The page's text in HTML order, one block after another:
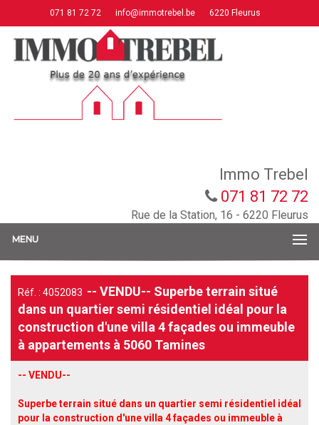
071 81 72 72 info@immotrebel.be 6220 Fleurus
Immo Trebel
071 81 72 72
Rue de la Station, 16 - 6220 Fleurus
MENU
Réf. : 4052083 -- VENDU-- Superbe terrain situé
dans un quartier semi résidentiel idéal pour la
construction d'une villa 4 façades ou immeuble
à appartements à 5060 Tamines
-- VENDU--
Superbe terrain situé dans un quartier semi résidentiel idéal
pour la construction d'une villa 4 façades ou immeuble à